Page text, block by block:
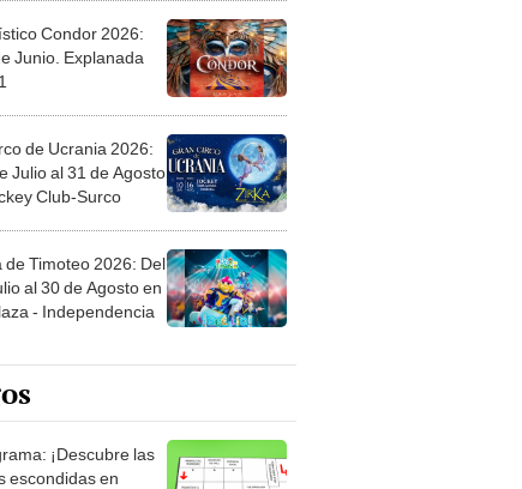
Condor 2026:
Junio. Explanada
de Ucrania 2026:
Julio al 31 de Agosto
Club-Surco
de Timoteo 2026: Del
al 30 de Agosto en
- Independencia
¡Descubre las
escondidas en